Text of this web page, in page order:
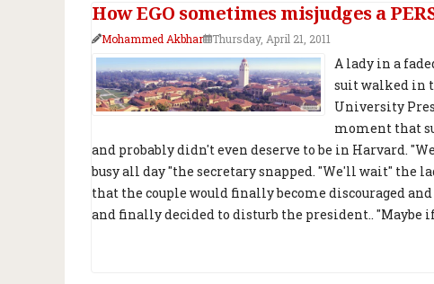
How EGO sometimes misjudges a
Mohammed Akbhar Thursday, April 21, 2011
A lady in a
suit walked in
University
moment that
and probably didn't even deserve to be in Harvard.
busy all day "the secretary snapped. "We'll wait" the
that the couple would finally become discouraged
and finally decided to disturb the president.. "Maybe